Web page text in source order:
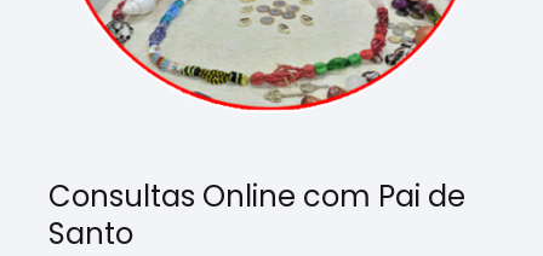
Consultas Online com Pai de
Santo